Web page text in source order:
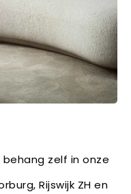
zelf in onze
Rijswijk ZH en